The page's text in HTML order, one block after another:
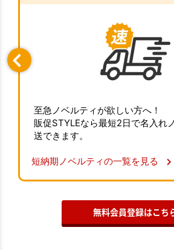
至急ノベルティが欲しい方へ！
販促STYLEなら最短2日で名入れ
送できます。
短納期ノベルティの一覧を見る
無料会員登録はこち